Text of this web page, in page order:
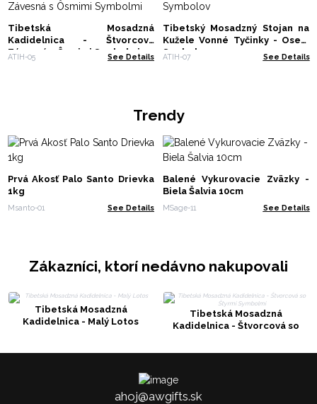
Tibetská Mosadzná
Kadidelnica - Štvorcová
Závesná s Ôsmimi Symbolmi
ATIH-05 See Details
Tibetský Mosadzný Stojan na
Kužele Vonné Tyčinky - Osem
Symbolov
ATIH-07 See Details
Trendy
Prvá Akosť Palo Santo Drievka
1kg
Msanto-01 See Details
Balené Vykurovacie Zväzky -
Biela Šalvia 10cm
MSage-11 See Details
Zákazníci, ktorí nedávno nakupovali
Tibetská Mosadzná
Kadidelnica - Malý Lotos
Tibetská Mosadzná
Kadidelnica - Štvorcová so
ahoj@awgifts.sk